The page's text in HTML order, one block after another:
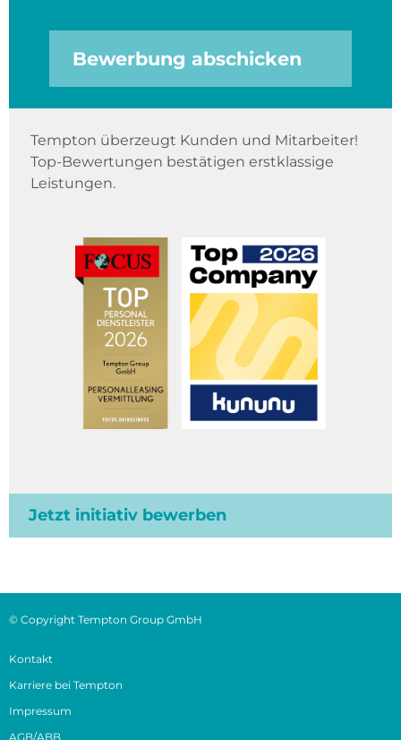
Bewerbung abschicken
Tempton überzeugt Kunden und Mitarbeiter!
Top-Bewertungen bestätigen erstklassige
Leistungen.
Jetzt initiativ bewerben
© Copyright Tempton Group GmbH
Kontakt
Karriere bei Tempton
Impressum
AGB/ABB